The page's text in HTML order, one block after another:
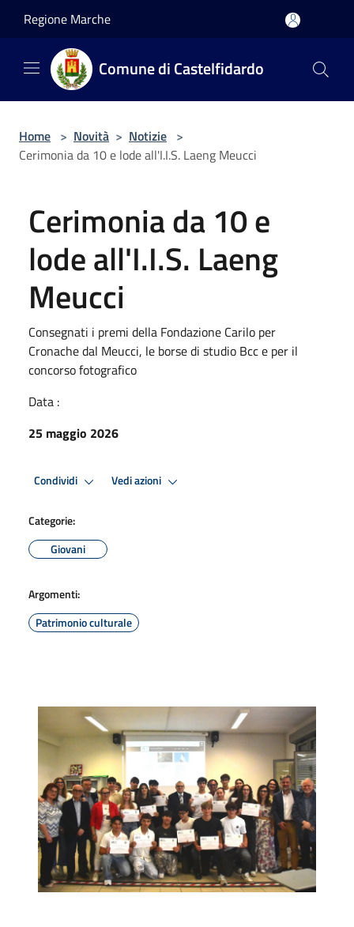
Regione Marche
Comune di Castelfidardo
Home > Novità > Notizie >
Cerimonia da 10 e lode all'I.I.S. Laeng Meucci
Cerimonia da 10 e
lode all'I.I.S. Laeng
Meucci
Consegnati i premi della Fondazione Carilo per
Cronache dal Meucci, le borse di studio Bcc e per il
concorso fotografico
Data :
25 maggio 2026
Condividi Vedi azioni
Categorie:
Giovani
Argomenti:
Patrimonio culturale